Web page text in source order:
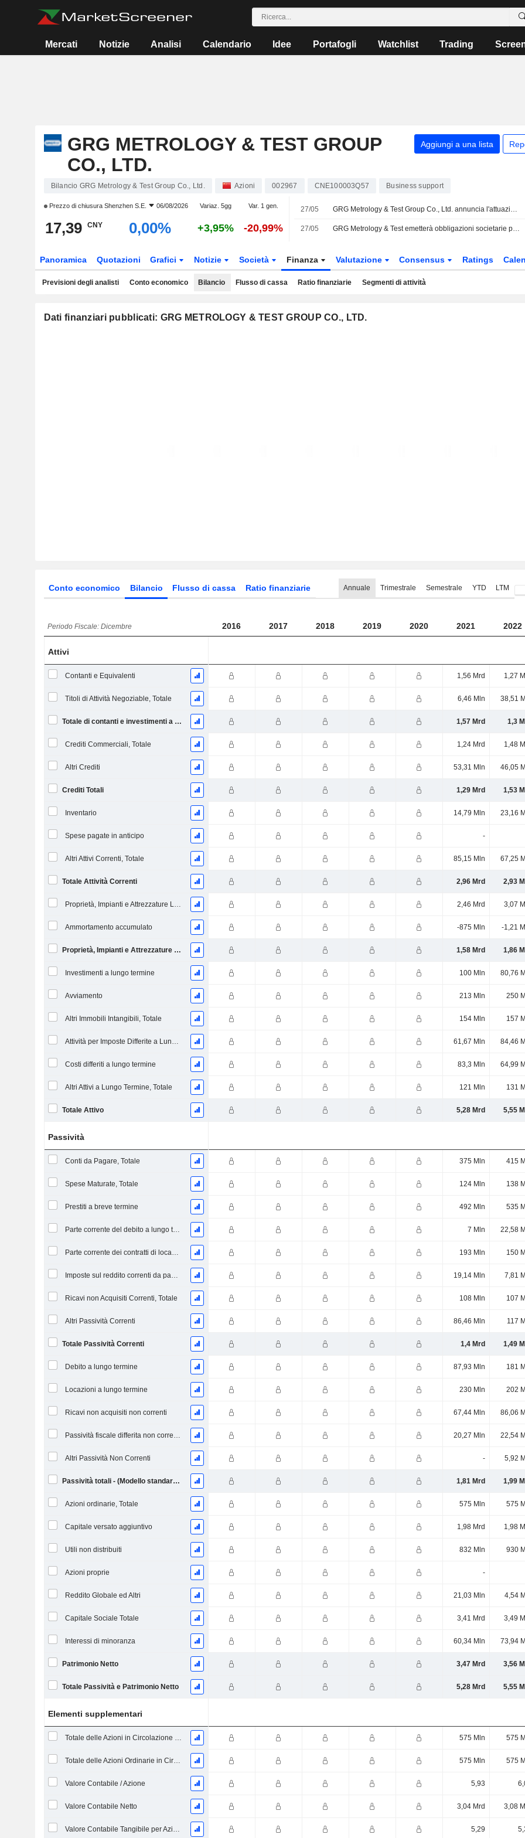
Mercati Notizie Analisi Calendario Idee Portafogli Watchlist Trading
GRG METROLOGY & TEST GROUP
CO., LTD.
Aggiungi a una lista
Bilancio GRG Metrology & Test Group Co., Ltd. Azioni 002967 CNE100003Q57 Business support
Prezzo di chiusura Shenzhen S.E. 06/08/2026 Variaz. 5gg Var. 1 gen.
17,39 CNY 0,00% +3,95% -20,99%
27/05 GRG Metrology & Test Group Co., Ltd. annuncia l'attuazione del piano di distribuzione dei dividendi 2025 (Azioni A), in pagamento il 2 giugno 2026
27/05 GRG Metrology & Test emetterà obbligazioni societarie per 1 miliardo di yuan
Panoramica Quotazioni Grafici Notizie Società Finanza Valutazione Consensus Ratings
Previsioni degli analisti Conto economico Bilancio Flusso di cassa Ratio finanziarie Segmenti di attività
Dati finanziari pubblicati: GRG METROLOGY & TEST GROUP CO., LTD.
Conto economico Bilancio Flusso di cassa Ratio finanziarie Annuale Trimestrale Semestrale YTD LTM
Periodo Fiscale: Dicembre 2016 2017 2018 2019 2020 2021 2022
Attivi
Contanti e Equivalenti 1,56 Mrd 1,27
Titoli di Attività Negoziable, Totale 6,46 Mln 38,51
Totale di contanti e investimenti a breve termine 1,57 Mrd 1,3
Crediti Commerciali, Totale 1,24 Mrd 1,48
Altri Crediti 53,31 Mln 46,05
Crediti Totali 1,29 Mrd 1,53
Inventario 14,79 Mln 23,16
Spese pagate in anticipo -
Altri Attivi Correnti, Totale 85,15 Mln 67,25
Totale Attività Correnti 2,96 Mrd 2,93
Proprietà, Impianti e Attrezzature Lordi 2,46 Mrd 3,07
Ammortamento accumulato -875 Mln -1,21
Proprietà, Impianti e Attrezzature Nette 1,58 Mrd 1,86
Investimenti a lungo termine 100 Mln 80,76
Avviamento 213 Mln 250
Altri Immobili Intangibili, Totale 154 Mln 157
Attività per Imposte Differite a Lungo Termine 61,67 Mln 84,46
Costi differiti a lungo termine 83,3 Mln 64,99
Altri Attivi a Lungo Termine, Totale 121 Mln 131
Totale Attivo 5,28 Mrd 5,55
Passività
Conti da Pagare, Totale 375 Mln 415
Spese Maturate, Totale 124 Mln 138
Prestiti a breve termine 492 Mln 535
Parte corrente del debito a lungo termine 7 Mln 22,58
Parte corrente dei contratti di locazione 193 Mln 150
Imposte sul reddito correnti da pagare 19,14 Mln 7,81
Ricavi non Acquisiti Correnti, Totale 108 Mln 107
Altri Passività Correnti 86,46 Mln 117
Totale Passività Correnti 1,4 Mrd 1,49
Debito a lungo termine 87,93 Mln 181
Locazioni a lungo termine 230 Mln 202
Ricavi non acquisiti non correnti 67,44 Mln 86,06
Passività fiscale differita non corrente 20,27 Mln 22,54
Altri Passività Non Correnti - 5,92
Passività totali - (Modello standard / utilitario) 1,81 Mrd 1,99
Azioni ordinarie, Totale 575 Mln 575
Capitale versato aggiuntivo 1,98 Mrd 1,98
Utili non distribuiti 832 Mln 930
Azioni proprie -
Reddito Globale ed Altri 21,03 Mln 4,54
Capitale Sociale Totale 3,41 Mrd 3,49
Interessi di minoranza 60,34 Mln 73,94
Patrimonio Netto 3,47 Mrd 3,56
Totale Passività e Patrimonio Netto 5,28 Mrd 5,55
Elementi supplementari
Totale delle Azioni in Circolazione alla Data di Deposito 575 Mln 575
Totale delle Azioni Ordinarie in Circolazione 575 Mln 575
Valore Contabile / Azione 5,93
Valore Contabile Netto 3,04 Mrd 3,08
Valore Contabile Tangibile per Azione 5,29